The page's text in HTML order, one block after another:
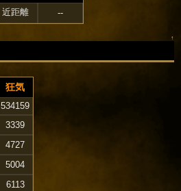
近距離 --
↑
狂気
534159
3339
4727
5004
6113